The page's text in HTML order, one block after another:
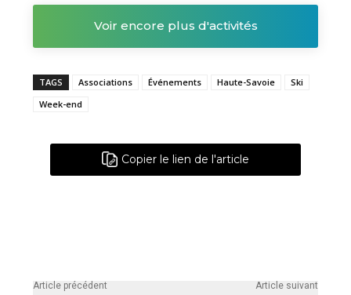
Voir encore plus d'activités
TAGS Associations Événements Haute-Savoie
Ski
Week-end
Copier le lien de l'article
Article précédent Article suivant